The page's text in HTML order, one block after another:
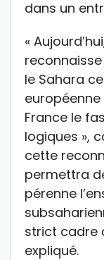
dans un
«
le Sahara
France le
logiques »,
cette
permettra
pérenne
strict cadre
expliqué.